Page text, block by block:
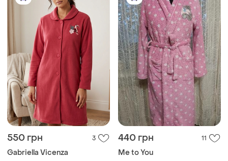
550 грн 3
Gabriella Vicenza
440 грн 11
Me to You